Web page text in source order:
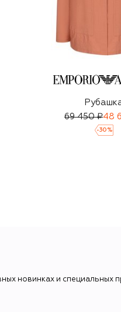
69 450 ₽48
-30 %
новинках и специальных